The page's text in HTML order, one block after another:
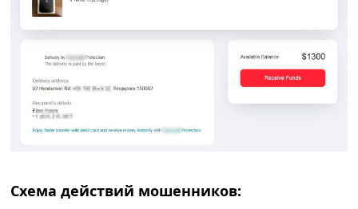
Схема действий мошенников: